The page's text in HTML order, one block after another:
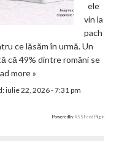
ele
vin la
pach
ce lăsăm în urmă. Un
că 49% dintre români se
more »
iulie 22, 2026 - 7:31 pm
Powered by RSS Feed Plugin